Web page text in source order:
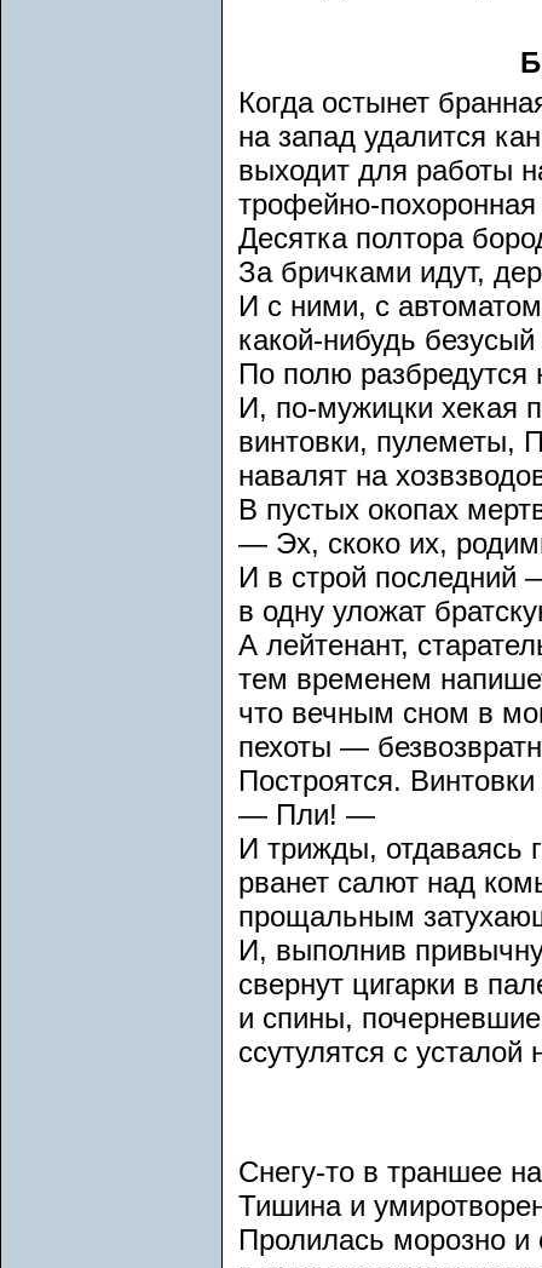
Когда остынет
на запад удалится
выходит для работы
трофейно-
Десятка полтора
За бричками идут,
И с ними, с
какой-нибудь
По полю разбредутся
И, по-мужицки хекая
винтовки, пулеметы,
навалят на
В пустых окопах
— Эх, скоко их,
И в строй последний
в одну уложат
А лейтенант,
тем временем
что вечным сном в
пехоты —
Построятся. Винтовки
— Пли! —
И трижды, отдаваясь
рванет салют над
прощальным
И, выполнив
свернут цигарки в
и спины,
ссутулятся с усталой
Снегу-то в траншее
Тишина и
Пролилась морозно и